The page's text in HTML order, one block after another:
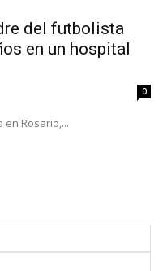
del futbolista
en un hospital
0
en Rosario,...